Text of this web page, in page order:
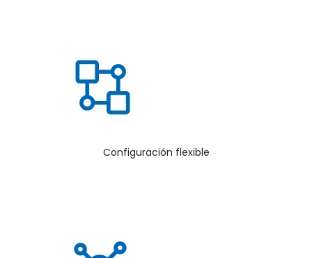
Configuración flexible